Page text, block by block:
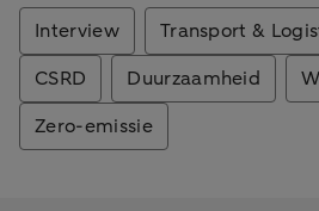
Interview Transport &
CSRD
Duurzaamheid
Zero-emissie